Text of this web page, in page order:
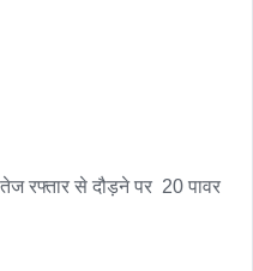
रफ्तार से दौड़ने पर  20 पावर